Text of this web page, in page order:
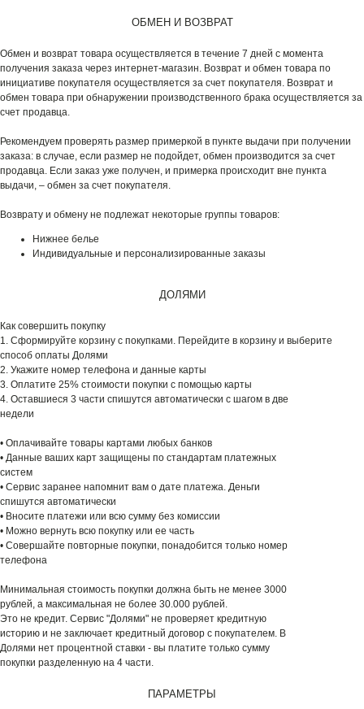
ОБМЕН И ВОЗВРАТ
Обмен и возврат товара осуществляется в течение 7 дней с момента
получения заказа через интернет-магазин. Возврат и обмен товара по
инициативе покупателя осуществляется за счет покупателя. Возврат и
обмен товара при обнаружении производственного брака осуществляется за
счет продавца.
Рекомендуем проверять размер примеркой в пункте выдачи при получении
заказа: в случае, если размер не подойдет, обмен производится за счет
продавца. Если заказ уже получен, и примерка происходит вне пункта
выдачи, – обмен за счет покупателя.
Возврату и обмену не подлежат некоторые группы товаров:
Нижнее белье
Индивидуальные и персонализированные заказы
ДОЛЯМИ
Как совершить покупку
1. Сформируйте корзину с покупками. Перейдите в корзину и выберите
способ оплаты Долями
2. Укажите номер телефона и данные карты
3. Оплатите 25% стоимости покупки с помощью карты
4. Оставшиеся 3 части спишутся автоматически с шагом в две
недели
• Оплачивайте товары картами любых банков
• Данные ваших карт защищены по стандартам платежных
систем
• Сервис заранее напомнит вам о дате платежа. Деньги
спишутся автоматически
• Вносите платежи или всю сумму без комиссии
• Можно вернуть всю покупку или ее часть
• Совершайте повторные покупки, понадобится только номер
телефона
Минимальная стоимость покупки должна быть не менее 3000
рублей, а максимальная не более 30.000 рублей.
Это не кредит. Сервис "Долями" не проверяет кредитную
историю и не заключает кредитный договор с покупателем. В
Долями нет процентной ставки - вы платите только сумму
покупки разделенную на 4 части.
ПАРАМЕТРЫ